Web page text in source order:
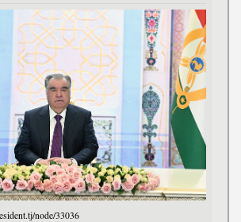
node/33036